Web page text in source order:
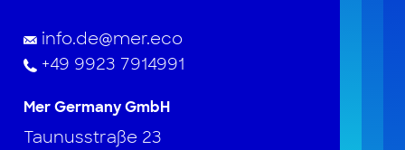
info.de@mer.eco
+49 9923 7914991
Mer Germany GmbH
Taunusstraße 23